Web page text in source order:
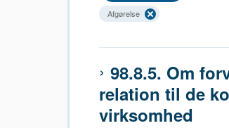
Afgørelse
98.8.5. Om
relation til de
virksomhed